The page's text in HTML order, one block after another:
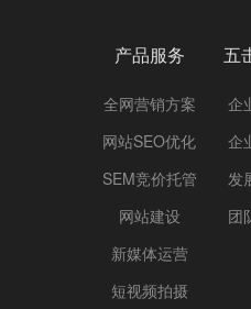
产品服务
全网营销方案
网站SEO优化
SEM竞价托管
网站建设
新媒体运营
短视频拍摄
五
企
企
发
团